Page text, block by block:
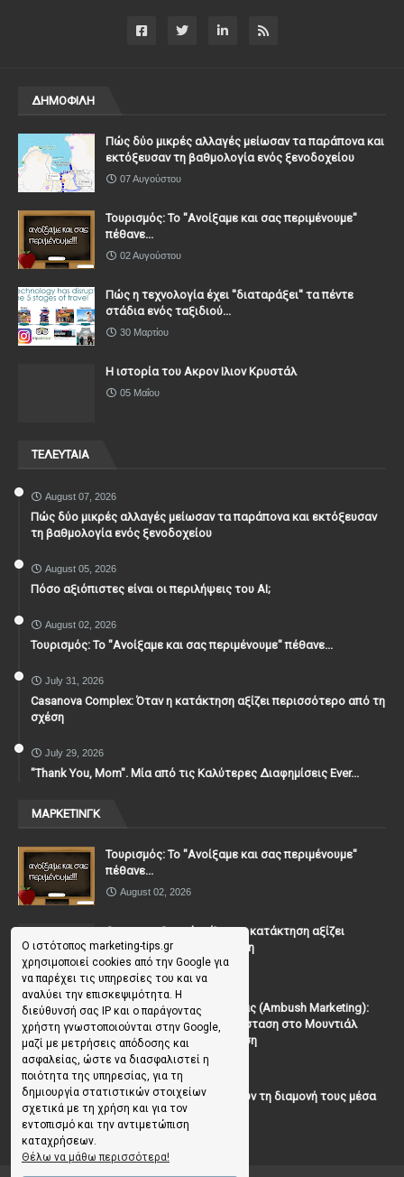
Ο ιστότοπος marketing-tips.gr
χρησιμοποιεί cookies από την Google για
να παρέχει τις υπηρεσίες του και να
αναλύει την επισκεψιμότητα. Η
διεύθυνσή σας IP και ο παράγοντας
χρήστη γνωστοποιούνται στην Google,
μαζί με μετρήσεις απόδοσης και
ασφαλείας, ώστε να διασφαλιστεί η
ποιότητα της υπηρεσίας, για τη
δημιουργία στατιστικών στοιχείων
σχετικά με τη χρήση και για τον
εντοπισμό και την αντιμετώπιση
καταχρήσεων.
Θέλω να μάθω περισσότερα!
ΔΗΜΟΦΙΛΗ
Πώς δύο μικρές αλλαγές μείωσαν τα παράπονα και
εκτόξευσαν τη βαθμολογία ενός ξενοδοχείου
07 Αυγούστου
Τουρισμός: Το "Ανοίξαμε και σας περιμένουμε"
πέθανε...
02 Αυγούστου
Πώς η τεχνολογία έχει ''διαταράξει'' τα πέντε
στάδια ενός ταξιδιού...
30 Μαρτίου
Η ιστορία του Ακρον Ιλιον Κρυστάλ
05 Μαΐου
ΤΕΛΕΥΤΑΙΑ
August 07, 2026
Πώς δύο μικρές αλλαγές μείωσαν τα παράπονα και εκτόξευσαν
τη βαθμολογία ενός ξενοδοχείου
August 05, 2026
Πόσο αξιόπιστες είναι οι περιλήψεις του ΑΙ;
August 02, 2026
Τουρισμός: Το "Ανοίξαμε και σας περιμένουμε" πέθανε...
July 31, 2026
Casanova Complex: Όταν η κατάκτηση αξίζει περισσότερο από τη
σχέση
July 29, 2026
"Thank You, Mοm". Μία από τις Καλύτερες Διαφημίσεις Ever...
ΜΑΡΚΕΤΙΝΓΚ
Τουρισμός: Το "Ανοίξαμε και σας περιμένουμε"
πέθανε...
August 02, 2026
Casanova Complex: Όταν η κατάκτηση αξίζει
περισσότερο από τη σχέση
July 31, 2026
To Μάρκετινγκ της Ενέδρας (Ambush Marketing):
Πώς να κλέψεις την παράσταση στο Μουντιάλ
χωρίς (επίσημη) πρόσκληση
July 19, 2026
Γιατί οι επισκέπτες ξεχνούν τη διαμονή τους μέσα
σε 48 ώρες;
July 10, 2026